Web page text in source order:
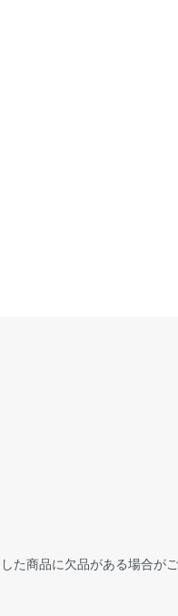
た商品に欠品がある場合が